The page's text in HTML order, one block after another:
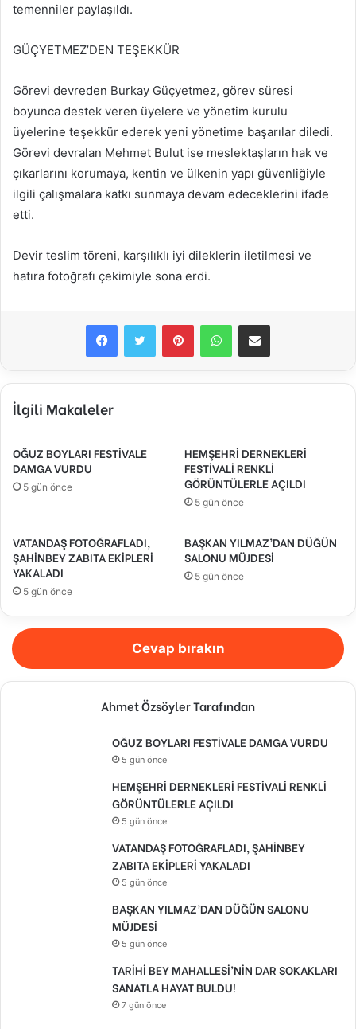
temenniler paylaşıldı.
GÜÇYETMEZ’DEN TEŞEKKÜR
Görevi devreden Burkay Güçyetmez, görev süresi
boyunca destek veren üyelere ve yönetim kurulu
üyelerine teşekkür ederek yeni yönetime başarılar diledi.
Görevi devralan Mehmet Bulut ise meslektaşların hak ve
çıkarlarını korumaya, kentin ve ülkenin yapı güvenliğiyle
ilgili çalışmalara katkı sunmaya devam edeceklerini ifade
etti.
Devir teslim töreni, karşılıklı iyi dileklerin iletilmesi ve
hatıra fotoğrafı çekimiyle sona erdi.
FacebookTwitter PinterestWhatsAppE-Posta ile paylaş
İlgili Makaleler
OĞUZ BOYLARI FESTİVALE
DAMGA VURDU
5 gün önce
HEMŞEHRİ DERNEKLERİ
FESTİVALİ RENKLİ
GÖRÜNTÜLERLE AÇILDI
5 gün önce
VATANDAŞ FOTOĞRAFLADI,
ŞAHİNBEY ZABITA EKİPLERİ
YAKALADI
5 gün önce
BAŞKAN YILMAZ’DAN DÜĞÜN
SALONU MÜJDESİ
5 gün önce
Cevap bırakın
Ahmet Özsöyler Tarafından
OĞUZ BOYLARI FESTİVALE DAMGA VURDU
5 gün önce
HEMŞEHRİ DERNEKLERİ FESTİVALİ RENKLİ
GÖRÜNTÜLERLE AÇILDI
5 gün önce
VATANDAŞ FOTOĞRAFLADI, ŞAHİNBEY
ZABITA EKİPLERİ YAKALADI
5 gün önce
BAŞKAN YILMAZ’DAN DÜĞÜN SALONU
MÜJDESİ
5 gün önce
TARİHİ BEY MAHALLESİ’NİN DAR SOKAKLARI
SANATLA HAYAT BULDU!
7 gün önce